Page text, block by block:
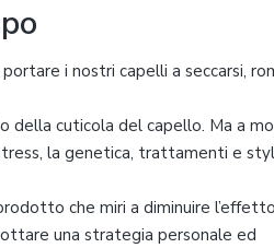
i nostri capelli a seccarsi,
della cuticola del capello. Ma a
la genetica, trattamenti e
che miri a diminuire
una strategia personale ed